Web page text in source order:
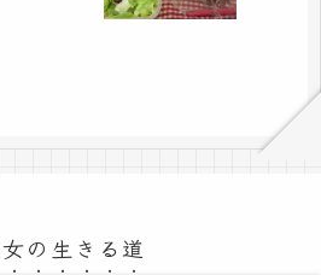
の生きる道